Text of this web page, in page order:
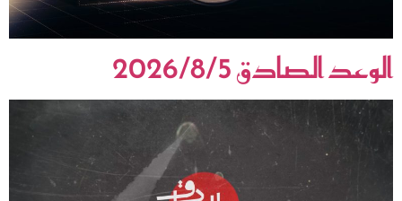
الوعد الصادق 2026/8/5